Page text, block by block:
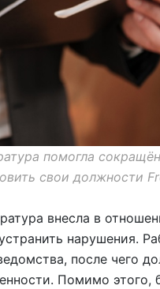
помогла
свои должности
внесла в
нарушения.
после чего
Помимо этого,